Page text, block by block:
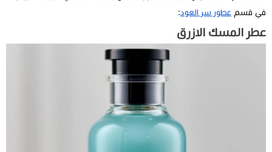
في قسم عطور سر العود :
عطر المسك الازرق